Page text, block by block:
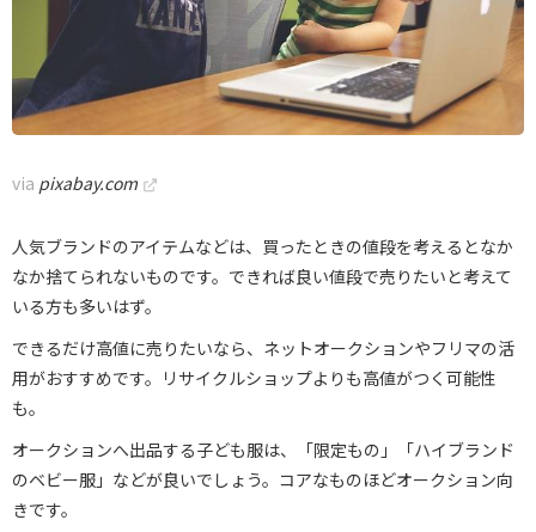
via pixabay.com
人気ブランドのアイテムなどは、買ったときの値段を考えるとなか
なか捨てられないものです。できれば良い値段で売りたいと考えて
いる方も多いはず。
できるだけ高値に売りたいなら、ネットオークションやフリマの活
用がおすすめです。リサイクルショップよりも高値がつく可能性
も。
オークションへ出品する子ども服は、「限定もの」「ハイブランド
のベビー服」などが良いでしょう。コアなものほどオークション向
きです。